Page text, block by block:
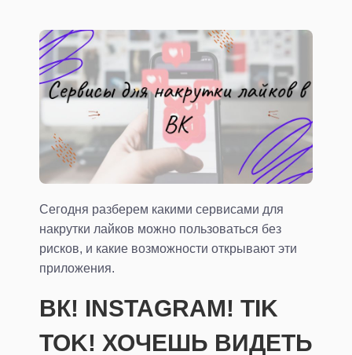
Сегодня разберем какими сервисами для
накрутки лайков можно пользоваться без
рисков, и какие возможности открывают эти
приложения.
ВК! INSTAGRAM! TIK
TOK! ХОЧЕШЬ ВИДЕТЬ